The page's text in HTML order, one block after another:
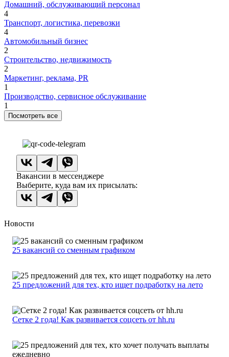
Домашний, обслуживающий персонал
4
Транспорт, логистика, перевозки
4
Автомобильный бизнес
2
Строительство, недвижимость
2
Маркетинг, реклама, PR
1
Производство, сервисное обслуживание
1
Посмотреть все
Вакансии в мессенджере
Выберите, куда вам их присылать:
Новости
25 вакансий со сменным графиком
25 предложений для тех, кто ищет подработку на лето
Сетке 2 года! Как развивается соцсеть от hh.ru